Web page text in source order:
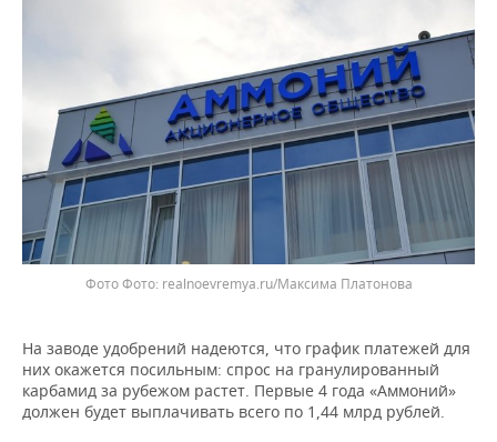
Фото realnoevremya.ru/Максима Платонова
На заводе удобрений надеются, что график платежей для
них окажется посильным: спрос на гранулированный
карбамид за рубежом растет. Первые 4 года «Аммоний»
должен будет выплачивать всего по 1,44 млрд рублей.